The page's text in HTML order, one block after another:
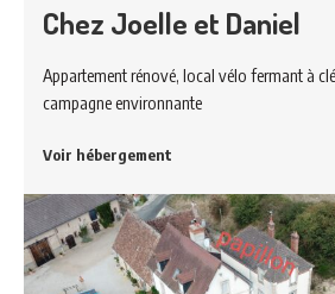
Chez Joelle et Daniel
Appartement rénové, local vélo fermant à
campagne environnante
Voir hébergement